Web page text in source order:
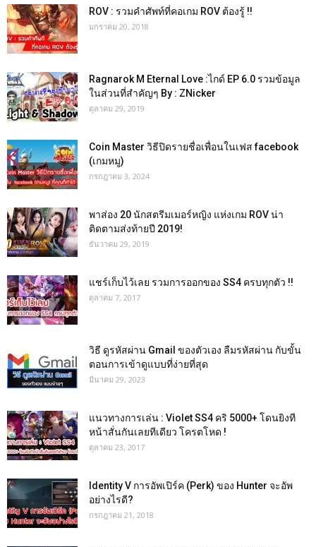
ROV : รวมคำศัพท์ที่คอเกม ROV ต้องรู้ !!
มกราคม 20, 2018
Ragnarok M Eternal Love :ไกด์ EP 6.0 รวมข้อมูล
ในส่วนที่สำคัญๆ By : ZNicker
ตุลาคม 29, 2019
Coin Master วิธีปิดรายชื่อเพื่อนในเฟส facebook
(เกมหมู)
กรกฎาคม 3, 2024
พาส่อง 20 นักสตรีมเมอร์หญิง แห่งเกม ROV น่า
ติดตามส่งท้ายปี 2019!
ธันวาคม 29, 2019
แชร์เก็บไว้เลย รวมการออกของ SS4 ครบทุกตัว !!
ตุลาคม 7, 2017
วิธี ดูรหัสผ่าน Gmail ของตัวเอง ลืมรหัสผ่าน กับขั้น
ตอนการเข้าดูแบบที่ง่ายที่สุด
มีนาคม 29, 2023
แนวทางการเล่น : Violet SS4 คริ 5000+ โดนยิงที
หน้าสั่นกันเลยทีเดียว โครตโหด !
ตุลาคม 23, 2017
Identity V การอัพเปิร์ค (Perk) ของ Hunter จะอัพ
อย่างไรดี?
กรกฎาคม 21, 2018